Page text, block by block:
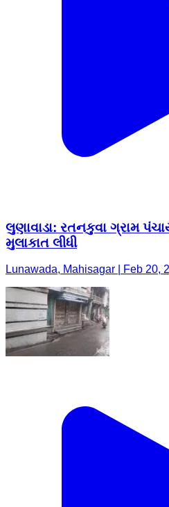
લુણાવાડા: રતનકુવા ગ્રામ
મુલાકાત લીધી
Lunawada, Mahisagar | Feb 20,